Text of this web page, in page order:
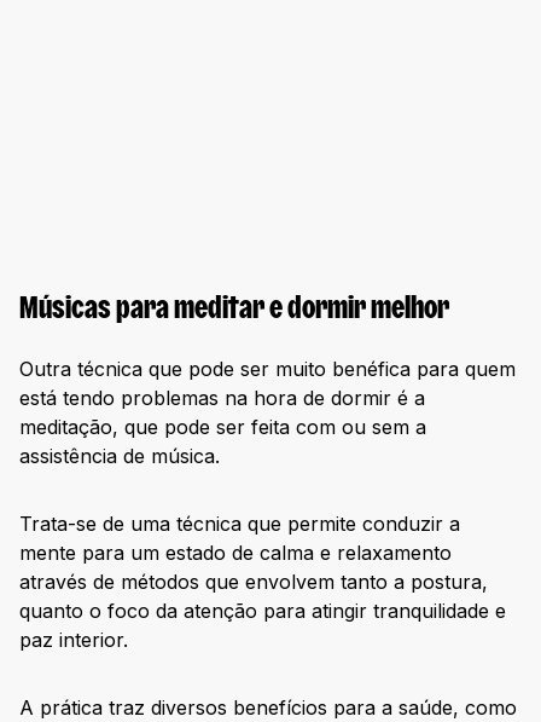
Músicas para meditar e dormir melhor
Outra técnica que pode ser muito benéfica para quem
está tendo problemas na hora de dormir é a
meditação, que pode ser feita com ou sem a
assistência de música.
Trata-se de uma técnica que permite conduzir a
mente para um estado de calma e relaxamento
através de métodos que envolvem tanto a postura,
quanto o foco da atenção para atingir tranquilidade e
paz interior.
A prática traz diversos benefícios para a saúde, como